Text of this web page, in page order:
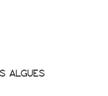
ALGUES